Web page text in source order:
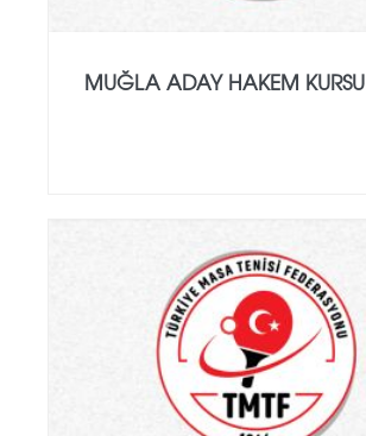
MUĞLA ADAY HAKEM KURSU